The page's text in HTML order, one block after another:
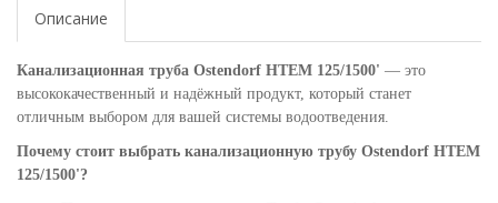
Описание
Канализационная труба Ostendorf HTEM 125/1500' — это
высококачественный и надёжный продукт, который станет
отличным выбором для вашей системы водоотведения.
Почему стоит выбрать канализационную трубу Ostendorf HTEM
125/1500'?